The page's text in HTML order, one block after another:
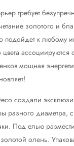
требует
золотого и
подойдет к любому
ассоциируются
мощная
создали
разного диаметра,
Под елью
олень.